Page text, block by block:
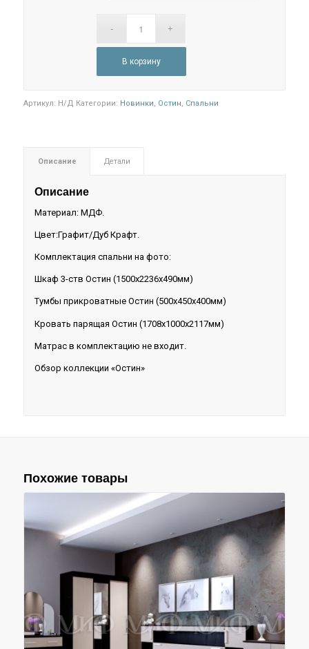
В корзину
Артикул: Н/Д Категории: Новинки, Остин, Спальни
Описание Детали
Описание
Материал: МДФ.
Цвет:Графит/Дуб Крафт.
Комплектация спальни на фото:
Шкаф 3-ств Остин (1500х2236х490мм)
Тумбы прикроватные Остин (500х450х400мм)
Кровать парящая Остин (1708х1000х2117мм)
Матрас в комплектацию не входит.
Обзор коллекции «Остин»
Похожие товары